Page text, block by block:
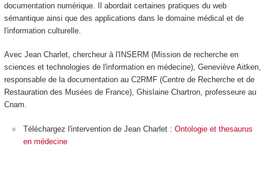
documentation numérique. Il abordait certaines pratiques du web
sémantique ainsi que des applications dans le domaine médical et de
l'information culturelle.
Avec Jean Charlet, chercheur à l'INSERM (Mission de recherche en
sciences et technologies de l'information en médecine), Geneviève Aitken,
responsable de la documentation au C2RMF (Centre de Recherche et de
Restauration des Musées de France), Ghislaine Chartron, professeure au
Cnam.
Téléchargez l'intervention de Jean Charlet : Ontologie et thesaurus
en médecine